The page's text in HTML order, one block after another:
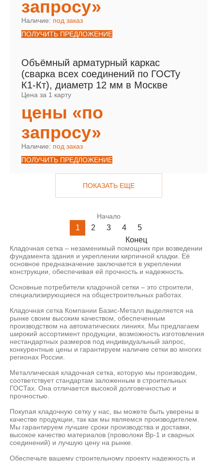
запросу»
Наличие: под заказ
ПОЛУЧИТЬ ПРЕДЛОЖЕНИЕ
Объёмный арматурный каркас
(сварка всех соединений по ГОСТу
К1-Кт), диаметр 12 мм в Москве
Цена за 1 карту
цены «по
запросу»
Наличие: под заказ
ПОЛУЧИТЬ ПРЕДЛОЖЕНИЕ
ПОКАЗАТЬ ЕЩЕ
Начало
1 2 3 4
5
Конец
Кладочная сетка – незаменимый помощник при возведении
фундамента здания и укреплении кирпичной кладки. Её
основное предназначение заключается в укреплении
конструкции, обеспечивая ей прочность и надежность.
Основные потребители кладочной сетки – это строители,
специализирующиеся на общестроительных работах.
Кладочная сетка Компании Базис-Металл выделяется на
рынке своим высоким качеством, обеспеченным
производством на автоматических линиях. Мы предлагаем
широкий ассортимент продукции, возможность изготовления
нестандартных размеров под индивидуальный запрос,
конкурентные цены и гарантируем наличие сетки во многих
регионах России.
Металлическая кладочная сетка, которую мы производим,
соответствует стандартам заложенным в строительных
ГОСТах. Она отличается высокой долговечностью и
прочностью.
Покупая кладочную сетку у нас, вы можете быть уверены в
качестве продукции, так как мы являемся производителем.
Мы гарантируем лучшие сроки производства и доставки,
высокое качество материалов (проволоки Вр-1 и сварных
соединений) и лучшую цену на рынке.
Обеспечьте вашему строительному проекту надежность и